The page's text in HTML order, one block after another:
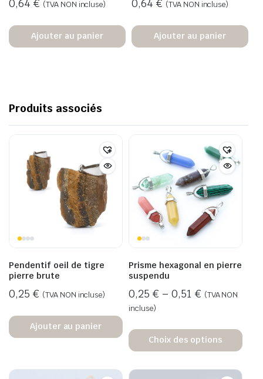
0,64 € (TVA NON incluse)
Ajouter au panier
0,64 € (TVA NON incluse)
Ajouter au panier
Produits associés
Pendentif oeil de tigre
pierre brute
0,25 € (TVA NON incluse)
Ajouter au panier
Prisme hexagonal en pierre
suspendu
0,25 € – 0,51 € (TVA NON
incluse)
Choix des options